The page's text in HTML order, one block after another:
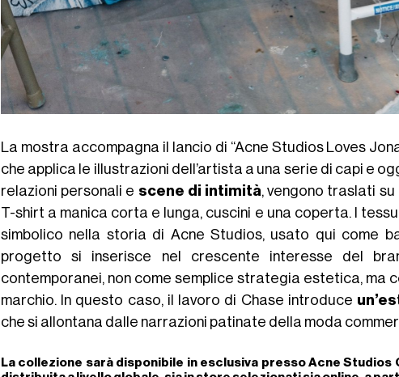
La mostra accompagna il lancio di “Acne Studios Loves
che applica le illustrazioni dell’artista a una serie di capi e
relazioni personali e scene di intimità, vengono traslati su
T-shirt a manica corta e lunga, cuscini e una coperta. I
simbolico nella storia di Acne Studios, usato qui come
progetto si inserisce nel crescente interesse del
contemporanei, non come semplice strategia estetica, ma
marchio. In questo caso, il lavoro di Chase introduce
che si allontana dalle narrazioni patinate della moda
La collezione sarà disponibile in esclusiva presso Acne